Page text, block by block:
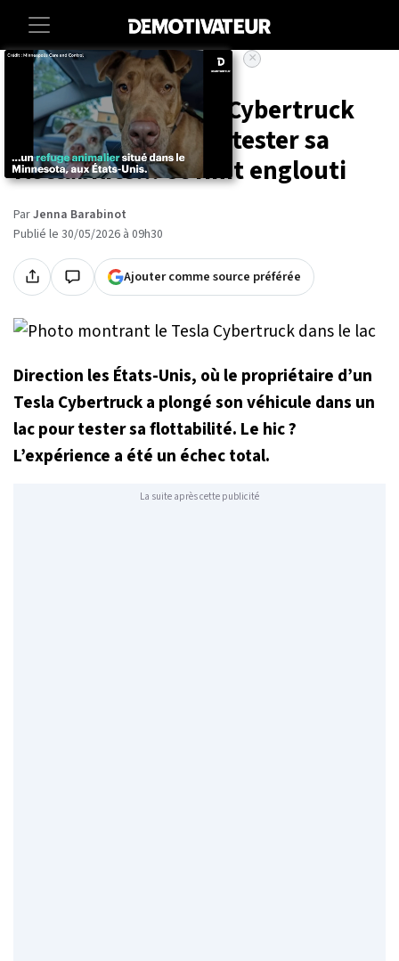
Accueil Insolite
Il plonge son Tesla Cybertruck
dans un lac pour le tester sa
flottabilité... et finit englouti
ParJenna Barabinot
Publié le 30/05/2026 à 09h30
Ajouter comme source préférée
Direction les États-Unis, où le propriétaire d’un
Tesla Cybertruck a plongé son véhicule dans un
lac pour tester sa flottabilité. Le hic ?
L’expérience a été un échec total.
La suite après cette publicité
×